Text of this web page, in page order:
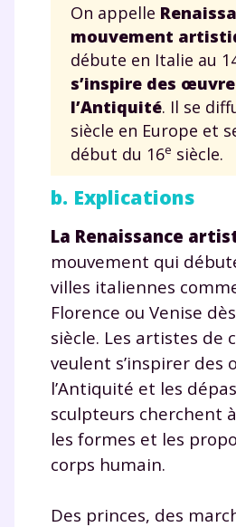
On appelle
mouvement
débute en Italie au
s’inspire des
l’Antiquité. Il se
siècle en Europe et
début du 16e siècle.
b. Explications
La Renaissance
mouvement qui
villes italiennes
Florence ou Venise
siècle. Les artistes de
veulent s’inspirer des
l’Antiquité et les
sculpteurs cherchent
les formes et les
corps humain.
Des princes, des